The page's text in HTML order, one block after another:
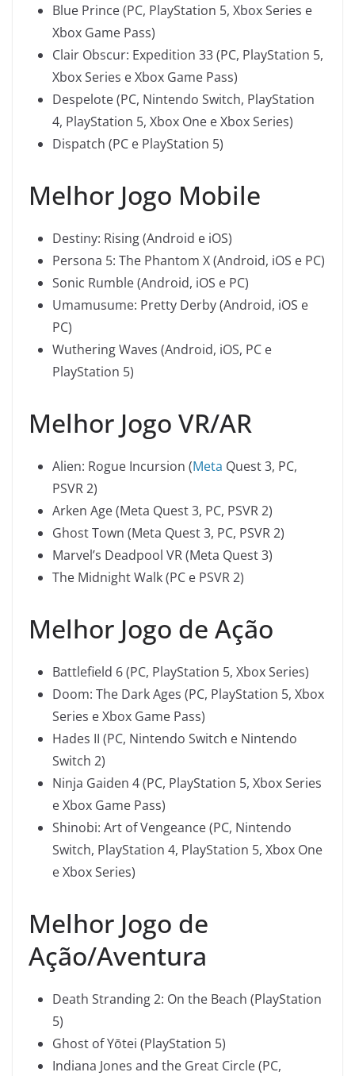
Blue Prince (PC, PlayStation 5, Xbox Series e
Xbox Game Pass)
Clair Obscur: Expedition 33 (PC, PlayStation 5,
Xbox Series e Xbox Game Pass)
Despelote (PC, Nintendo Switch, PlayStation
4, PlayStation 5, Xbox One e Xbox Series)
Dispatch (PC e PlayStation 5)
Melhor Jogo Mobile
Destiny: Rising (Android e iOS)
Persona 5: The Phantom X (Android, iOS e PC)
Sonic Rumble (Android, iOS e PC)
Umamusume: Pretty Derby (Android, iOS e
PC)
Wuthering Waves (Android, iOS, PC e
PlayStation 5)
Melhor Jogo VR/AR
Alien: Rogue Incursion (Meta Quest 3, PC,
PSVR 2)
Arken Age (Meta Quest 3, PC, PSVR 2)
Ghost Town (Meta Quest 3, PC, PSVR 2)
Marvel’s Deadpool VR (Meta Quest 3)
The Midnight Walk (PC e PSVR 2)
Melhor Jogo de Ação
Battlefield 6 (PC, PlayStation 5, Xbox Series)
Doom: The Dark Ages (PC, PlayStation 5, Xbox
Series e Xbox Game Pass)
Hades II (PC, Nintendo Switch e Nintendo
Switch 2)
Ninja Gaiden 4 (PC, PlayStation 5, Xbox Series
e Xbox Game Pass)
Shinobi: Art of Vengeance (PC, Nintendo
Switch, PlayStation 4, PlayStation 5, Xbox One
e Xbox Series)
Melhor Jogo de
Ação/Aventura
Death Stranding 2: On the Beach (PlayStation
5)
Ghost of Yōtei (PlayStation 5)
Indiana Jones and the Great Circle (PC,